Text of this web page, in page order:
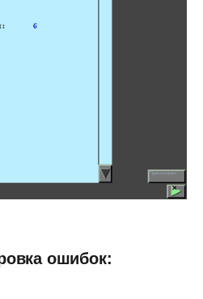
ошибок: